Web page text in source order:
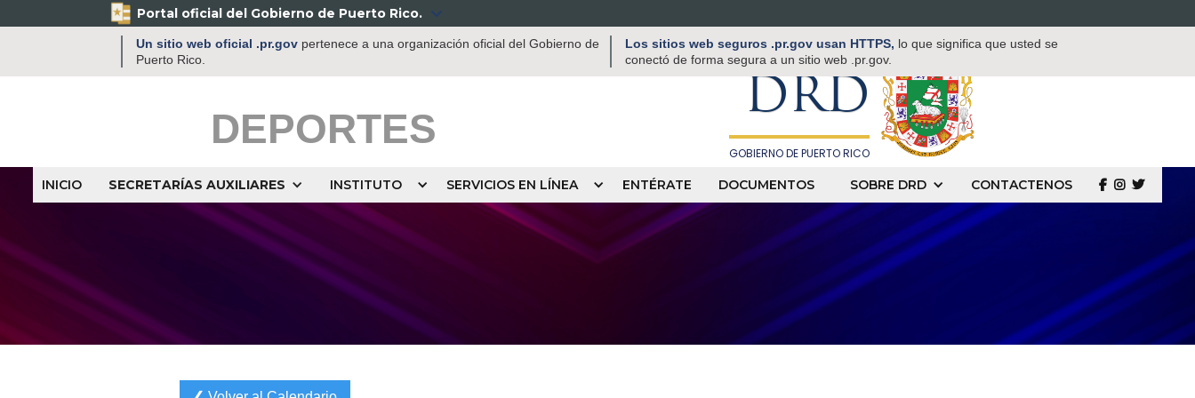
Portal oficial del Gobierno de Puerto Rico. 
Un sitio web oficial .pr.gov pertenece a una organización oficial del Gobierno de
Puerto Rico.
Los sitios web seguros .pr.gov usan HTTPS, lo que significa que usted se
conectó de forma segura a un sitio web .pr.gov.
DEPORTES
DEPARTAMENTO DE
RECREACIÓN Y DEPORTES
DRD
GOBIERNO DE PUERTO RICO
INICIO SECRETARÍAS AUXILIARES INSTITUTO SERVICIOS EN LÍNEA ENTÉRATE DOCUMENTOS SOBRE DRD CONTACTENOS   